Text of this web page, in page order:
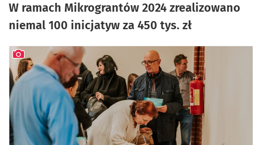
W ramach Mikrograntów 2024 zrealizowano
niemal 100 inicjatyw za 450 tys. zł